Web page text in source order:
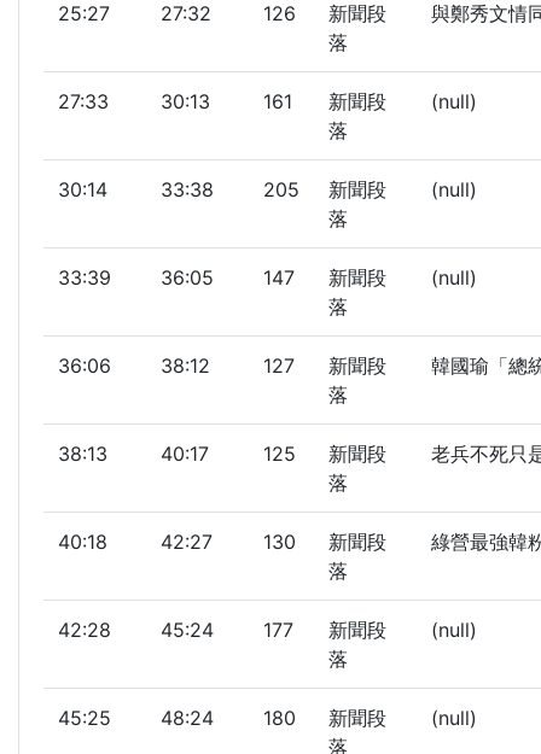
25:27 27:32 126
新聞段
落
與鄭秀文情
27:33 30:13 161
新聞段
落
(null)
30:14 33:38 205
新聞段
落
(null)
33:39 36:05 147
新聞段
落
(null)
36:06 38:12 127
新聞段
落
韓國瑜「總
38:13 40:17 125
新聞段
落
老兵不死只
40:18 42:27 130
新聞段
落
綠營最強韓
42:28 45:24 177
新聞段
落
(null)
45:25 48:24 180
新聞段
落
(null)